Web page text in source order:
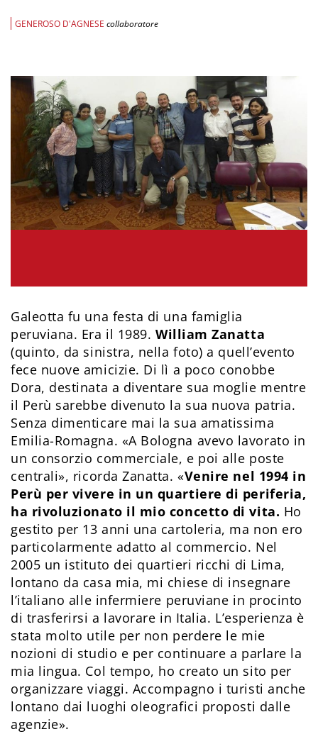
GENEROSO D'AGNESE collaboratore
Galeotta fu una festa di una famiglia
peruviana. Era il 1989. William Zanatta
(quinto, da sinistra, nella foto) a quell’evento
fece nuove amicizie. Di lì a poco conobbe
Dora, destinata a diventare sua moglie mentre
il Perù sarebbe divenuto la sua nuova patria.
Senza dimenticare mai la sua amatissima
Emilia-Romagna. «A Bologna avevo lavorato in
un consorzio commerciale, e poi alle poste
centrali», ricorda Zanatta. «Venire nel 1994 in
Perù per vivere in un quartiere di periferia,
ha rivoluzionato il mio concetto di vita. Ho
gestito per 13 anni una cartoleria, ma non ero
particolarmente adatto al commercio. Nel
2005 un istituto dei quartieri ricchi di Lima,
lontano da casa mia, mi chiese di insegnare
l’italiano alle infermiere peruviane in procinto
di trasferirsi a lavorare in Italia. L’esperienza è
stata molto utile per non perdere le mie
nozioni di studio e per continuare a parlare la
mia lingua. Col tempo, ho creato un sito per
organizzare viaggi. Accompagno i turisti anche
lontano dai luoghi oleografici proposti dalle
agenzie».